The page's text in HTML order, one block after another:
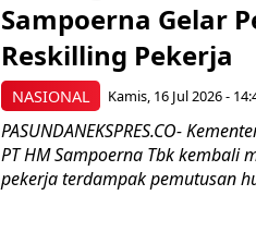
NASIONAL
Sampoerna Gelar
Reskilling Pekerja
Kamis, 16 Jul 2026 -
PASUNDANEKSPRES.CO-
PT HM Sampoerna Tbk kembali
pekerja terdampak pemutusan